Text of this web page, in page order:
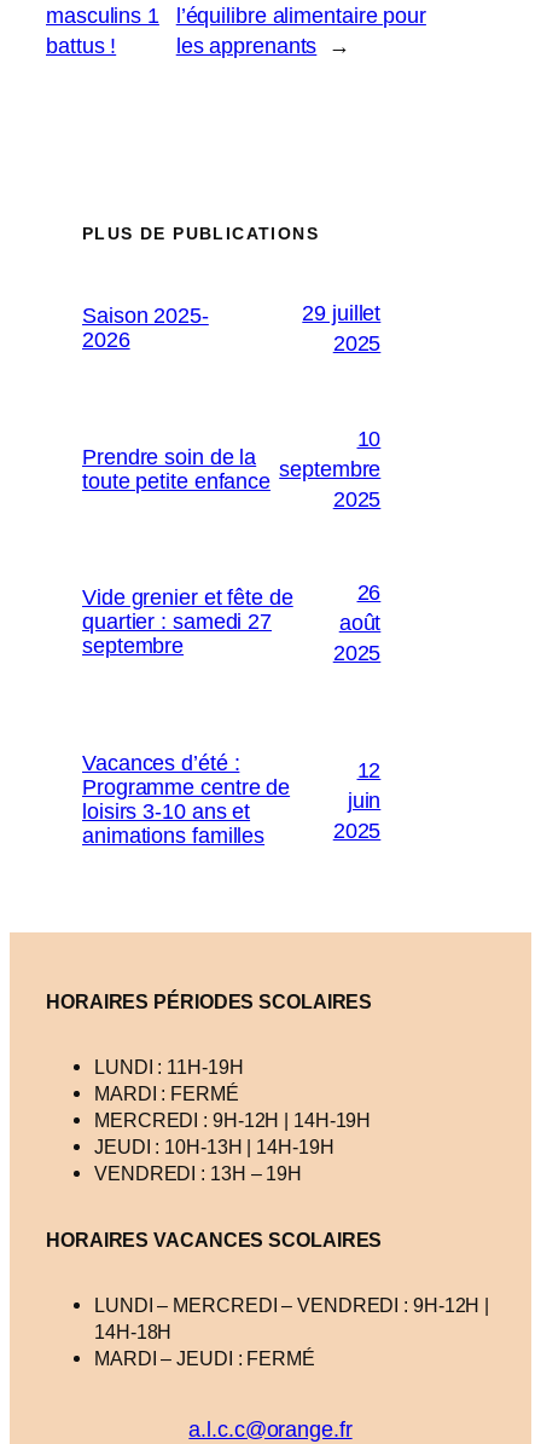
masculins 1
battus !
l’équilibre alimentaire pour
les apprenants
→
PLUS DE PUBLICATIONS
Saison 2025-
2026
29 juillet
2025
Prendre soin de la
toute petite enfance
10
septembre
2025
Vide grenier et fête de
quartier : samedi 27
septembre
26
août
2025
Vacances d’été :
Programme centre de
loisirs 3-10 ans et
animations familles
12
juin
2025
HORAIRES PÉRIODES SCOLAIRES
LUNDI : 11H-19H
MARDI : FERMÉ
MERCREDI : 9H-12H | 14H-19H
JEUDI : 10H-13H | 14H-19H
VENDREDI : 13H – 19H
HORAIRES VACANCES SCOLAIRES
LUNDI – MERCREDI – VENDREDI : 9H-12H |
14H-18H
MARDI – JEUDI : FERMÉ
a.l.c.c@orange.fr